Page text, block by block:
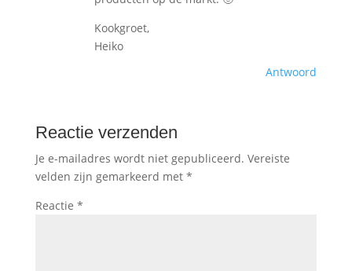
Kookgroet,
Heiko
Antwoord
Reactie verzenden
Je e-mailadres wordt niet gepubliceerd. Vereiste
velden zijn gemarkeerd met *
Reactie *